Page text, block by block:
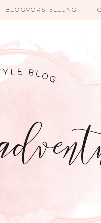
BLOGVORSTELLUNG